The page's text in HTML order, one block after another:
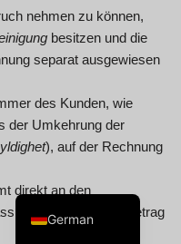
nehmen zu können,
besitzen und die
separat ausgewiesen
des Kunden, wie
der Umkehrung der
), auf der Rechnung
direkt an den
der Kunde diesen Betrag
German
Dutch
Finnish
French
Italian
Norwegian
Portuguese